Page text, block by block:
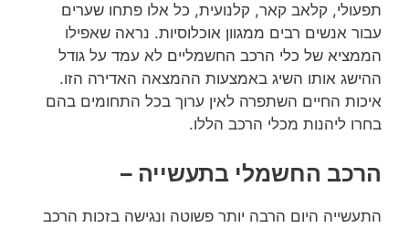
תפעולי, קלאב קאר, קלנועית, כל אלו פתחו שערים
עבור אנשים רבים ממגוון אוכלוסיות. נראה שאפילו
הממציא של כלי הרכב החשמליים לא עמד על גודל
ההישג אותו השיג באמצעות ההמצאה האדירה הזו.
איכות החיים השתפרה לאין ערוך בכל התחומים בהם
בחרו ליהנות מכלי הרכב הללו.
הרכב החשמלי בתעשייה –
התעשייה היום הרבה יותר פשוטה ונגישה בזכות הרכב